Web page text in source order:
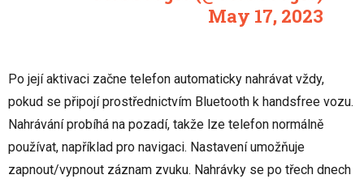
May 17, 2023
Po její aktivaci začne telefon automaticky nahrávat vždy,
pokud se připojí prostřednictvím Bluetooth k handsfree vozu.
Nahrávání probíhá na pozadí, takže lze telefon normálně
používat, například pro navigaci. Nastavení umožňuje
zapnout/vypnout záznam zvuku. Nahrávky se po třech dnech